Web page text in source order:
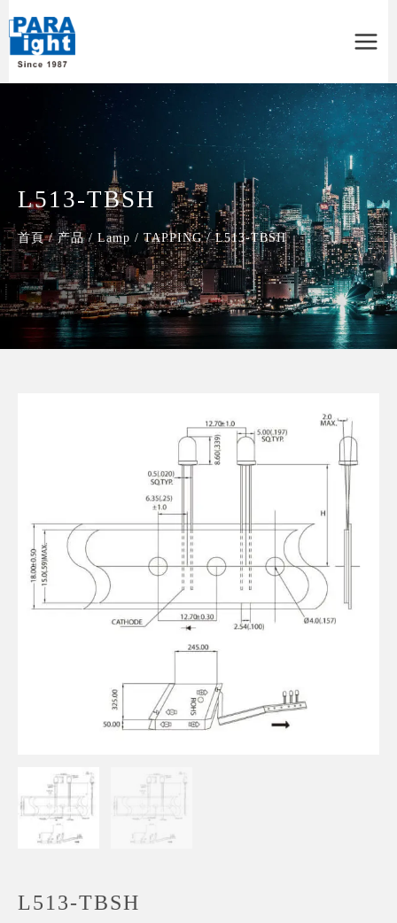
Menu
L513-TBSH
首頁 / 产品 / Lamp / TAPPING / L513-TBSH
L513-TBSH